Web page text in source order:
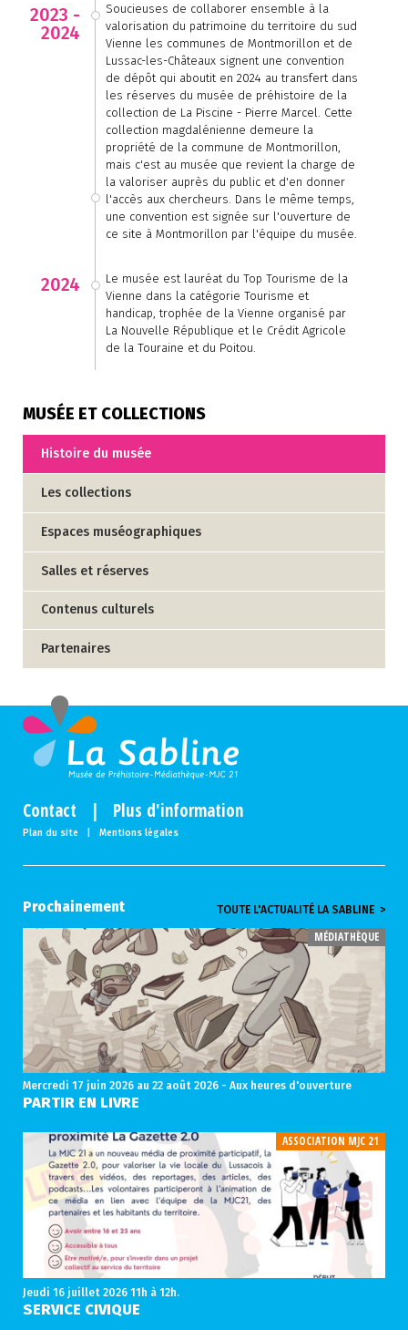
2023 -
2024
Soucieuses de collaborer ensemble à la
valorisation du patrimoine du territoire du sud
Vienne les communes de Montmorillon et de
Lussac-les-Châteaux signent une convention
de dépôt qui aboutit en 2024 au transfert dans
les réserves du musée de préhistoire de la
collection de La Piscine - Pierre Marcel. Cette
collection magdalénienne demeure la
propriété de la commune de Montmorillon,
mais c'est au musée que revient la charge de
la valoriser auprès du public et d'en donner
l'accès aux chercheurs. Dans le même temps,
une convention est signée sur l'ouverture de
ce site à Montmorillon par l'équipe du musée.
2024
Le musée est lauréat du Top Tourisme de la
Vienne dans la catégorie Tourisme et
handicap, trophée de la Vienne organisé par
La Nouvelle République et le Crédit Agricole
de la Touraine et du Poitou.
MUSÉE ET COLLECTIONS
Histoire du musée
Les collections
Espaces muséographiques
Salles et réserves
Contenus culturels
Partenaires
Contact | Plus d'information
Plan du site Mentions légales
Prochainement TOUTE L'ACTUALITÉ LA SABLINE >
MÉDIATHÈQUE
Mercredi 17 juin 2026au 22 août 2026 - Aux heures d'ouverture
PARTIR EN LIVRE
ASSOCIATION MJC 21
Jeudi 16 juillet 202611h à 12h.
SERVICE CIVIQUE